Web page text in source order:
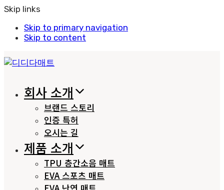
Skip links
Skip to primary navigation
Skip to content
회사 소개
브랜드 스토리
인증 특허
오시는 길
제품 소개
TPU 층간소음 매트
EVA 스포츠 매트